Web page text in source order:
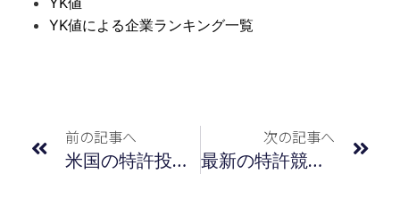
YK値による企業ランキング一覧
前の記事へ
米国の特許投資度指標「US-YK3値」を開発
次の記事へ
最新の特許競争力指標（ＹＫ値）による企業ランキング／2026年5月度